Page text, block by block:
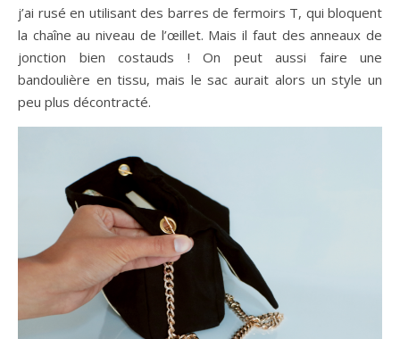
j’ai rusé en utilisant des barres de fermoirs T, qui bloquent
la chaîne au niveau de l’œillet. Mais il faut des anneaux de
jonction bien costauds ! On peut aussi faire une
bandoulière en tissu, mais le sac aurait alors un style un
peu plus décontracté.